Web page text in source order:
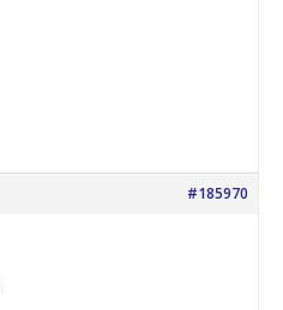
#185970